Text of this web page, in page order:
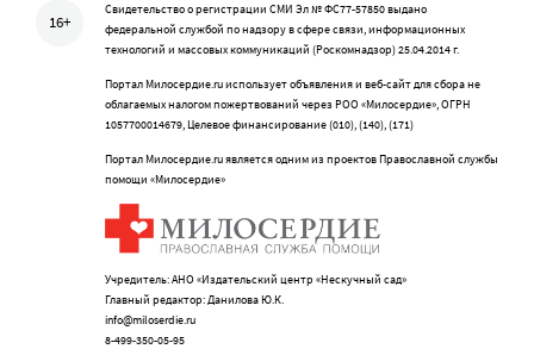
16+
Свидетельство о регистрации СМИ Эл № ФС77-57850 выдано
федеральной службой по надзору в сфере связи, информационных
технологий и массовых коммуникаций (Роскомнадзор) 25.04.2014 г.
Портал Милосердие.ru использует объявления и веб-сайт для сбора не
облагаемых налогом пожертвований через РОО «Милосердие», ОГРН
1057700014679, Целевое финансирование (010), (140), (171)
Портал Милосердие.ru является одним из проектов Православной службы
помощи «Милосердие»
Учредитель: АНО «Издательский центр «Нескучный сад»
Главный редактор: Данилова Ю.К.
info@miloserdie.ru
8-499-350-05-95